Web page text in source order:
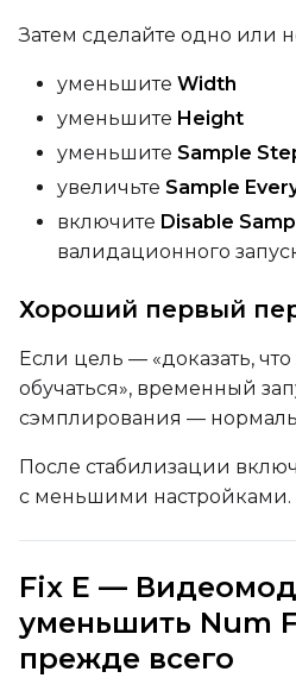
Затем сделайте одно или
уменьшите Width
уменьшите Height
уменьшите Sample
увеличьте Sample
включите Disable
валидационного
Хороший первый
Если цель — «доказать,
обучаться», временный
сэмплирования —
После стабилизации
с меньшими настройками.
Fix E —
уменьшить Num
прежде всего